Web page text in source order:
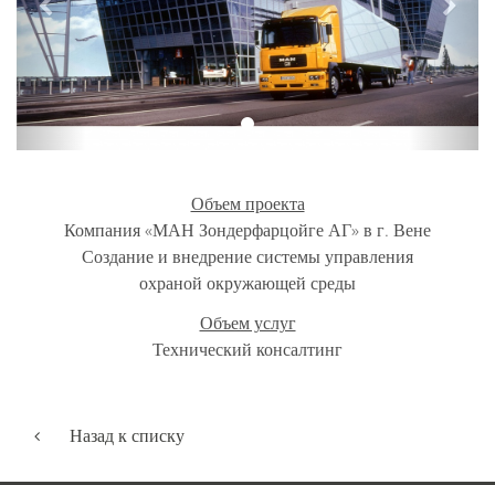
Объем проекта
Компания «МАН Зондерфарцойге АГ» в г. Вене
Создание и внедрение системы управления
охраной окружающей среды
Объем услуг
Технический консалтинг
Назад к списку